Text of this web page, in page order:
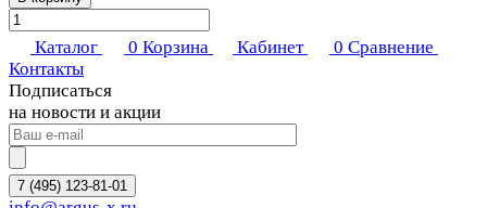
Каталог 0 Корзина Кабинет 0 Сравнение
Контакты
Подписаться
на новости и акции
7 (495) 123-81-01